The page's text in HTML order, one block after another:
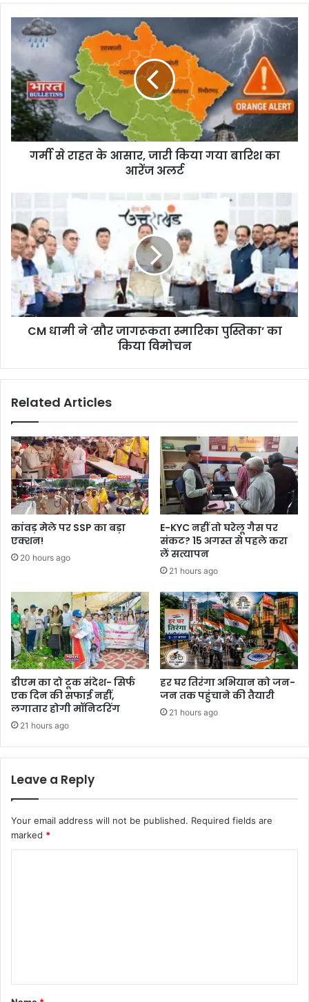
गर्मी से राहत के आसार, जारी किया गया बारिश का
आरेंज अलर्ट
CM धामी ने ‘सौर जागरूकता स्मारिका पुस्तिका’ का
किया विमोचन
Related Articles
कांवड़ मेले पर SSP का बड़ा
एक्शन!
20 hours ago
E-KYC नहीं तो घरेलू गैस पर
संकट? 15 अगस्त से पहले करा
लें सत्यापन
21 hours ago
डीएम का दो टूक संदेश- सिर्फ
एक दिन की सफाई नहीं,
लगातार होगी मॉनिटरिंग
21 hours ago
हर घर तिरंगा अभियान को जन-
जन तक पहुंचाने की तैयारी
21 hours ago
Leave a Reply
Your email address will not be published. Required fields are
marked *
t